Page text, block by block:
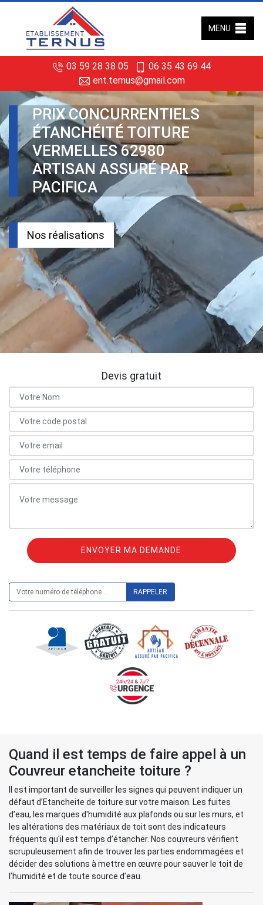
03 59 28 38 05
06 35 43 69 44
ent.ternus@gmail.com
MENU
PRIX CONCURRENTIELS
ÉTANCHÉITÉ TOITURE
VERMELLES 62980
ARTISAN ASSURÉ PAR
PACIFICA
Nos réalisations
Devis gratuit
Quand il est temps de faire appel à un
Couvreur etancheite toiture ?
Il est important de surveiller les signes qui peuvent indiquer un
défaut d’Etancheite de toiture sur votre maison. Les fuites
d’eau, les marques d'humidité aux plafonds ou sur les murs, et
les altérations des matériaux de toit sont des indicateurs
fréquents qu'il est temps d’étancher. Nos couvreurs vérifient
scrupuleusement afin de trouver les parties endommagées et
décider des solutions à mettre en œuvre pour sauver le toit de
l’humidité et de toute source d’eau.